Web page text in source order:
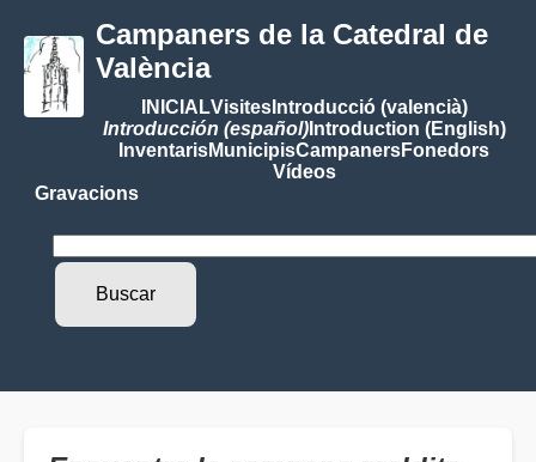
Campaners de la Catedral de
València
INICIALVisitesIntroducció (valencià)
Introducción (español)Introduction (English)
InventarisMunicipisCampanersFonedors
Vídeos
Gravacions